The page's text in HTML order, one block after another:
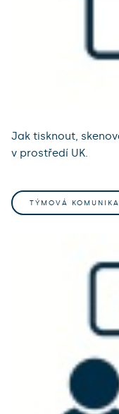
Jak tisknout,
v prostředí UK.
TÝMOVÁ